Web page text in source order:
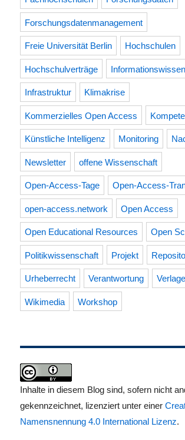
Forschungsdatenmanagement
Freie Universität Berlin Hochschulen
Hochschulverträge
Infrastruktur Klimakrise
Kommerzielles Open Access
Künstliche Intelligenz Monitoring
Newsletter offene Wissenschaft
Open-Access-Tage Open-Access-
open-access.network Open Access
Open Educational Resources Open
Politikwissenschaft Projekt
Urheberrecht Verantwortung Verlage
Wikimedia Workshop
Inhalte in diesem Blog sind, sofern nicht
gekennzeichnet, lizenziert unter einer
Namensnennung 4.0 International Lizenz.